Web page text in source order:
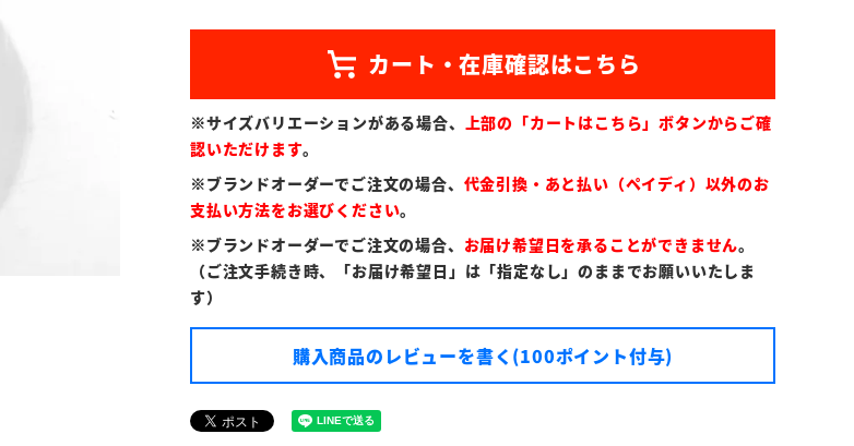
※サイズバリエーションがある場合、
上部の「カートはこちら」ボタンからご確
認いただけます。
※ブランドオーダーでご注文の場合、 代金引換・あと払い（ペイディ）以外のお
支払い方法をお選びください。
※ブランドオーダーでご注文の場合、 お届け希望日を承ることができません。
（ご注文手続き時、「お届け希望日」は「指定なし」のままでお願いいたしま
す）
購入商品のレビューを書く(100ポイント付与)